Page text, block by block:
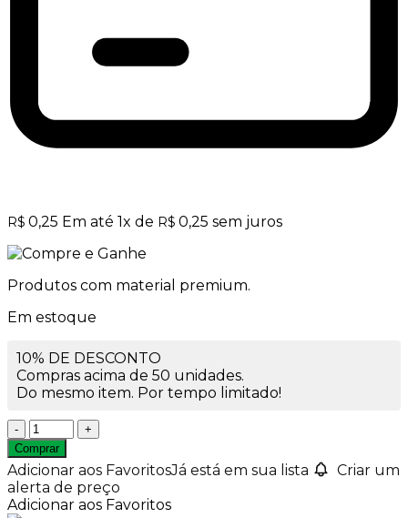
R$ 0,25 Em até 1x de R$ 0,25 sem juros
Produtos com material premium.
Em estoque
10% DE DESCONTO
Compras acima de 50 unidades.
Do mesmo item. Por tempo limitado!
Tampa
13mm
Diamante
Preta
quantidade
Comprar
Adicionar aos FavoritosJá está em sua lista
Criar um
alerta de preço
Adicionar aos Favoritos